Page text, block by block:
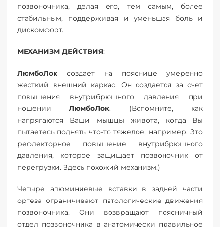
позвоночника, делая его, тем самым, более
стабильным, поддерживая и уменьшая боль и
дискомфорт.
МЕХАНИЗМ ДЕЙСТВИЯ:
ЛюмбоЛок создает на пояснице умеренно
жесткий внешний каркас. Он создается за счет
повышения внутрибрюшного давления при
ношенииЛюмбоЛок. (Вспомните, как
напрягаются Ваши мышцы живота, когда Вы
пытаетесь поднять что-то тяжелое, например. Это
рефлекторное повышение внутрибрюшного
давления, которое защищает позвоночник от
перегрузки. Здесь похожий механизм.)
Четыре алюминиевые вставки в задней части
ортеза ограничивают патологические движения
позвоночника. Они возвращают поясничный
отдел позвоночника в анатомически правильное